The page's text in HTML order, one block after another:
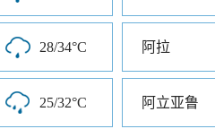
28/34°C 阿拉
25/32°C 阿立亚鲁